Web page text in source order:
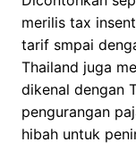
merilis tax
tarif smpai
Thailand juga
dikenal dengan
pengurangan
hibah untuk